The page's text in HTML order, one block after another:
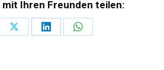
Ihren Freunden teilen:
Teilen
Teilen
Teilen